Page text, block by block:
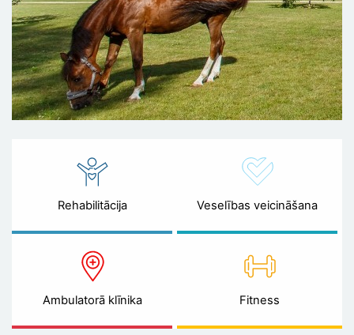
Rehabilitācija Veselības veicināšana
Ambulatorā klīnika Fitness